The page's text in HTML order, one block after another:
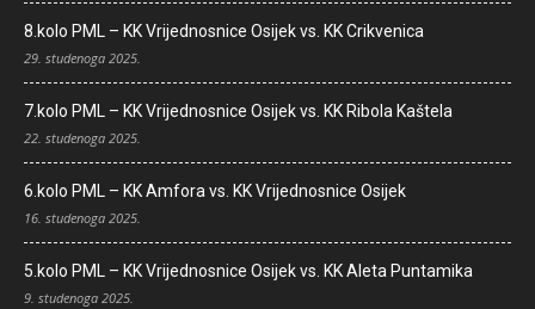
8.kolo PML – KK Vrijednosnice Osijek vs. KK Crikvenica
29. studenoga 2025.
7.kolo PML – KK Vrijednosnice Osijek vs. KK Ribola Kaštela
22. studenoga 2025.
6.kolo PML – KK Amfora vs. KK Vrijednosnice Osijek
16. studenoga 2025.
5.kolo PML – KK Vrijednosnice Osijek vs. KK Aleta Puntamika
9. studenoga 2025.